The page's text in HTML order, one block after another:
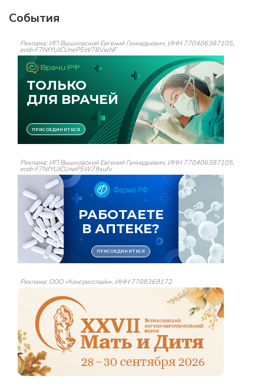
События
Реклама: ИП Вышковский Евгений Геннадьевич, ИНН 770406387105,
erid=F7NfYUJCUneP5W78VwNF
Реклама: ИП Вышковский Евгений Геннадьевич, ИНН 770406387105,
erid=F7NfYUJCUneP5W79xufv
Реклама: ООО «Конгресслайн», ИНН 7708369172